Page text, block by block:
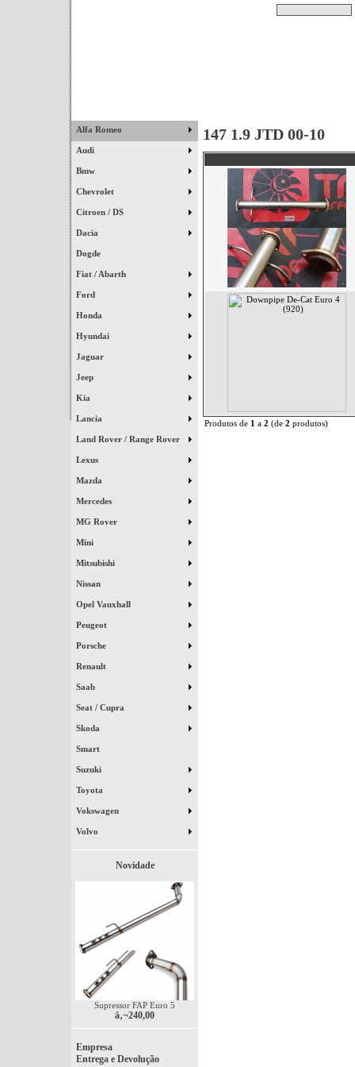
Alfa Romeo
Audi
Bmw
Chevrolet
Citroen / DS
Dacia
Dogde
Fiat / Abarth
Ford
Honda
Hyundai
Jaguar
Jeep
Kia
Lancia
Land Rover / Range Rover
Lexus
Mazda
Mercedes
MG Rover
Mini
Mitsubishi
Nissan
Opel Vauxhall
Peugeot
Porsche
Renault
Saab
Seat / Cupra
Skoda
Smart
Suzuki
Toyota
Vokswagen
Volvo
Novidade
Supressor FAP Euro 5
â‚¬240,00
Empresa
Entrega e Devolução
147 1.9 JTD 00-10
Produtos de 1 a 2 (de 2 produtos)